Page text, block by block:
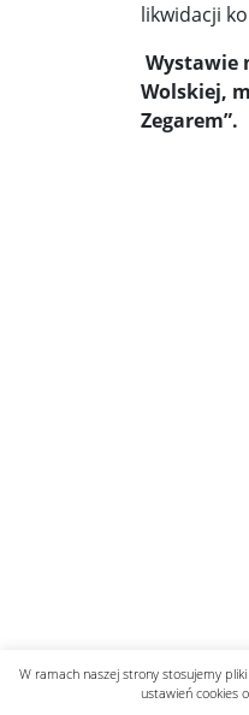
Sondaż:
Kolejne
Ozzy
likwidacji
Wystawie
Wolskiej,
Zegarem”.
Polityka
W ramach naszej strony stosujemy
ustawień cookies